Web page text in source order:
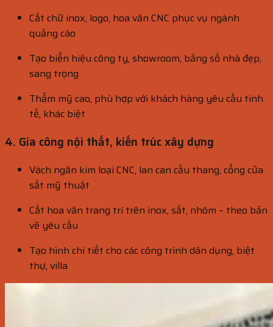
Cắt chữ inox, logo, hoa văn CNC phục vụ ngành
quảng cáo
Tạo biển hiệu công ty, showroom, bảng số nhà đẹp,
sang trọng
Thẩm mỹ cao, phù hợp với khách hàng yêu cầu tinh
tế, khác biệt
4. Gia công nội thất, kiến trúc xây dựng
Vách ngăn kim loại CNC, lan can cầu thang, cổng cửa
sắt mỹ thuật
Cắt hoa văn trang trí trên inox, sắt, nhôm – theo bản
vẽ yêu cầu
Tạo hình chi tiết cho các công trình dân dụng, biệt
thự, villa